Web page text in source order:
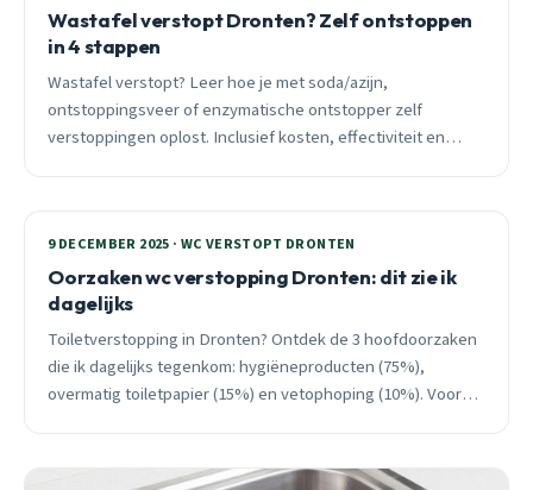
Wastafel verstopt Dronten? Zelf ontstoppen
in 4 stappen
Wastafel verstopt? Leer hoe je met soda/azijn,
ontstoppingsveer of enzymatische ontstopper zelf
verstoppingen oplost. Inclusief kosten, effectiviteit en
9 DECEMBER 2025 · WC VERSTOPT DRONTEN
Oorzaken wc verstopping Dronten: dit zie ik
dagelijks
Toiletverstopping in Dronten? Ontdek de 3 hoofdoorzaken
die ik dagelijks tegenkom: hygiëneproducten (75%),
overmatig toiletpapier (15%) en vetophoping (10%). Vooral